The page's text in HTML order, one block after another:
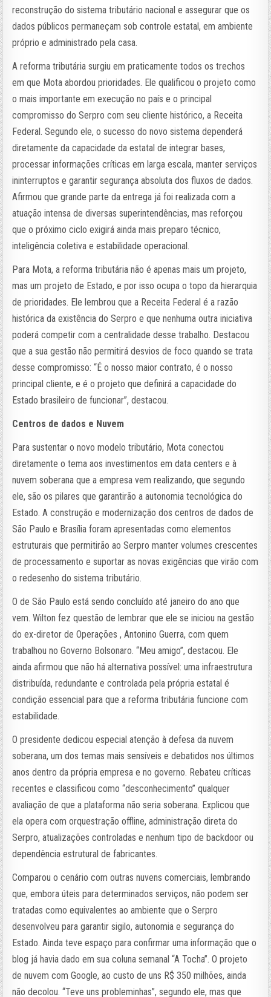
reconstrução do sistema tributário nacional e assegurar que os
dados públicos permaneçam sob controle estatal, em ambiente
próprio e administrado pela casa.
A reforma tributária surgiu em praticamente todos os trechos
em que Mota abordou prioridades. Ele qualificou o projeto como
o mais importante em execução no país e o principal
compromisso do Serpro com seu cliente histórico, a Receita
Federal. Segundo ele, o sucesso do novo sistema dependerá
diretamente da capacidade da estatal de integrar bases,
processar informações críticas em larga escala, manter serviços
ininterruptos e garantir segurança absoluta dos fluxos de dados.
Afirmou que grande parte da entrega já foi realizada com a
atuação intensa de diversas superintendências, mas reforçou
que o próximo ciclo exigirá ainda mais preparo técnico,
inteligência coletiva e estabilidade operacional.
Para Mota, a reforma tributária não é apenas mais um projeto,
mas um projeto de Estado, e por isso ocupa o topo da hierarquia
de prioridades. Ele lembrou que a Receita Federal é a razão
histórica da existência do Serpro e que nenhuma outra iniciativa
poderá competir com a centralidade desse trabalho. Destacou
que a sua gestão não permitirá desvios de foco quando se trata
desse compromisso: “É o nosso maior contrato, é o nosso
principal cliente, e é o projeto que definirá a capacidade do
Estado brasileiro de funcionar”, destacou.
Centros de dados e Nuvem
Para sustentar o novo modelo tributário, Mota conectou
diretamente o tema aos investimentos em data centers e à
nuvem soberana que a empresa vem realizando, que segundo
ele, são os pilares que garantirão a autonomia tecnológica do
Estado. A construção e modernização dos centros de dados de
São Paulo e Brasília foram apresentadas como elementos
estruturais que permitirão ao Serpro manter volumes crescentes
de processamento e suportar as novas exigências que virão com
o redesenho do sistema tributário.
O de São Paulo está sendo concluído até janeiro do ano que
vem. Wilton fez questão de lembrar que ele se iniciou na gestão
do ex-diretor de Operações , Antonino Guerra, com quem
trabalhou no Governo Bolsonaro. “Meu amigo”, destacou. Ele
ainda afirmou que não há alternativa possível: uma infraestrutura
distribuída, redundante e controlada pela própria estatal é
condição essencial para que a reforma tributária funcione com
estabilidade.
O presidente dedicou especial atenção à defesa da nuvem
soberana, um dos temas mais sensíveis e debatidos nos últimos
anos dentro da própria empresa e no governo. Rebateu críticas
recentes e classificou como “desconhecimento” qualquer
avaliação de que a plataforma não seria soberana. Explicou que
ela opera com orquestração offline, administração direta do
Serpro, atualizações controladas e nenhum tipo de backdoor ou
dependência estrutural de fabricantes.
Comparou o cenário com outras nuvens comerciais, lembrando
que, embora úteis para determinados serviços, não podem ser
tratadas como equivalentes ao ambiente que o Serpro
desenvolveu para garantir sigilo, autonomia e segurança do
Estado. Ainda teve espaço para confirmar uma informação que o
blog já havia dado em sua coluna semanal “A Tocha”. O projeto
de nuvem com Google, ao custo de uns R$ 350 milhões, ainda
não decolou. “Teve uns probleminhas”, segundo ele, mas que